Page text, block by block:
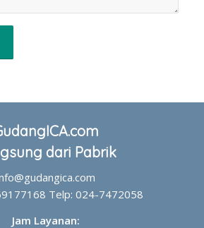
dari Pabrik
Telp: 024-7472058
Jam Layanan: